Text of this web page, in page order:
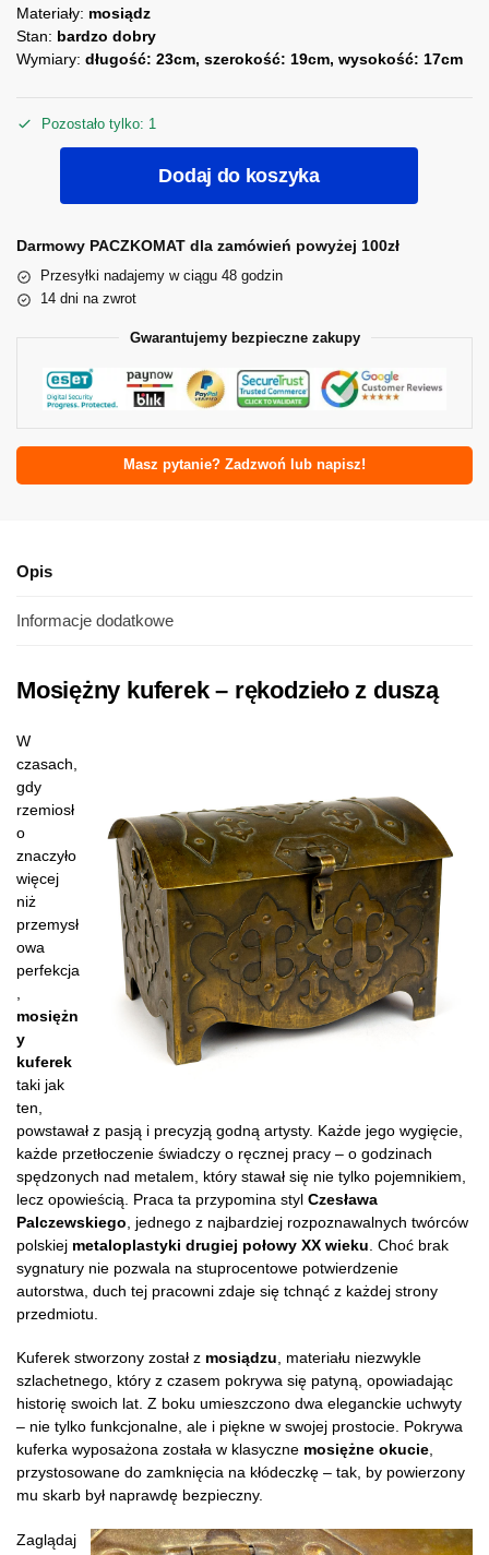
Materiały: mosiądz
Stan: bardzo dobry
Wymiary: długość: 23cm, szerokość: 19cm, wysokość: 17cm
Pozostało tylko: 1
Dodaj do koszyka
Darmowy PACZKOMAT dla zamówień powyżej 100zł
Przesyłki nadajemy w ciągu 48 godzin
14 dni na zwrot
Gwarantujemy bezpieczne zakupy
Masz pytanie? Zadzwoń lub napisz!
Opis
Informacje dodatkowe
Mosiężny kuferek – rękodzieło z duszą
W
czasach,
gdy
rzemiosł
o
znaczyło
więcej
niż
przemysł
owa
perfekcja
mosiężn
y
kuferek
taki jak
ten,
powstawał z pasją i precyzją godną artysty. Każde jego wygięcie,
każde przetłoczenie świadczy o ręcznej pracy – o godzinach
spędzonych nad metalem, który stawał się nie tylko pojemnikiem,
lecz opowieścią. Praca ta przypomina styl Czesława
Palczewskiego , jednego z najbardziej rozpoznawalnych twórców
polskiej metaloplastyki drugiej połowy XX wieku . Choć brak
sygnatury nie pozwala na stuprocentowe potwierdzenie
autorstwa, duch tej pracowni zdaje się tchnąć z każdej strony
przedmiotu.
Kuferek stworzony został z mosiądzu , materiału niezwykle
szlachetnego, który z czasem pokrywa się patyną, opowiadając
historię swoich lat. Z boku umieszczono dwa eleganckie uchwyty
– nie tylko funkcjonalne, ale i piękne w swojej prostocie. Pokrywa
kuferka wyposażona została w klasyczne mosiężne okucie
przystosowane do zamknięcia na kłódeczkę – tak, by powierzony
mu skarb był naprawdę bezpieczny.
Zaglądaj